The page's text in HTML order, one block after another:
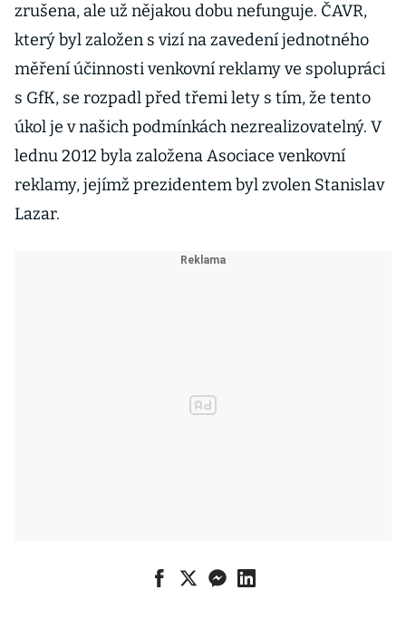
zrušena, ale už nějakou dobu nefunguje. ČAVR,
který byl založen s vizí na zavedení jednotného
měření účinnosti venkovní reklamy ve spolupráci
s GfK, se rozpadl před třemi lety s tím, že tento
úkol je v našich podmínkách nezrealizovatelný. V
lednu 2012 byla založena Asociace venkovní
reklamy, jejímž prezidentem byl zvolen Stanislav
Lazar.